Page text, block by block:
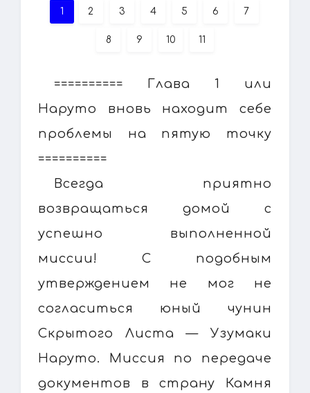
1 2 3 4 5 6 7
8 9 10 11
========== Глава 1 или
Наруто вновь находит себе
проблемы на пятую точку
==========
Всегда приятно
возвращаться домой с
успешно выполненной
миссии! С подобным
утверждением не мог не
согласиться юный чунин
Скрытого Листа — Узумаки
Наруто. Миссия по передаче
документов в страну Камня